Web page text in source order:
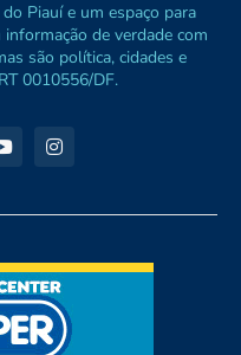
Piauí e um espaço para
de verdade com
são política, cidades e
0010556/DF.